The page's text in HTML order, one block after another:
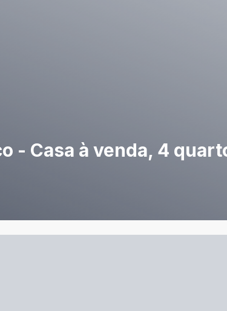
- Casa à venda, 4